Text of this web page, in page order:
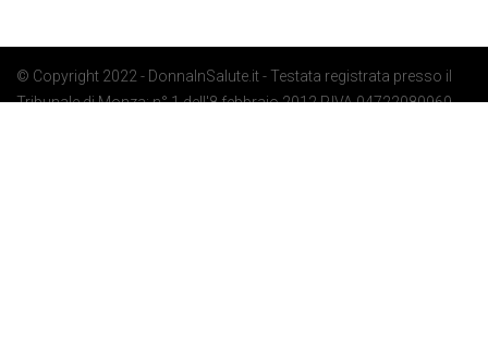
© Copyright 2022 - DonnaInSalute.it - Testata registrata presso il
Tribunale di Monza: n° 1 dell'8 febbraio 2012 P.IVA 04722080969 -